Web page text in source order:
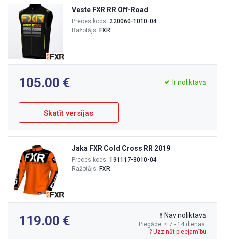
Veste FXR RR Off-Road
Preces kods: 220060-1010-04
Ražotājs: FXR
105.00 Ir noliktavā
Skatīt versijas
Jaka FXR Cold Cross RR 2019
Preces kods: 191117-3010-04
Ražotājs: FXR
119.00 Piegāde: ≈ 7 - 14 dienas
Nav noliktavā
? Uzzināt pieejamību